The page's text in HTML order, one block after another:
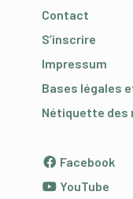
Contact
S’inscrire
Impressum
Bases légales
Nétiquette des
Facebook
YouTube